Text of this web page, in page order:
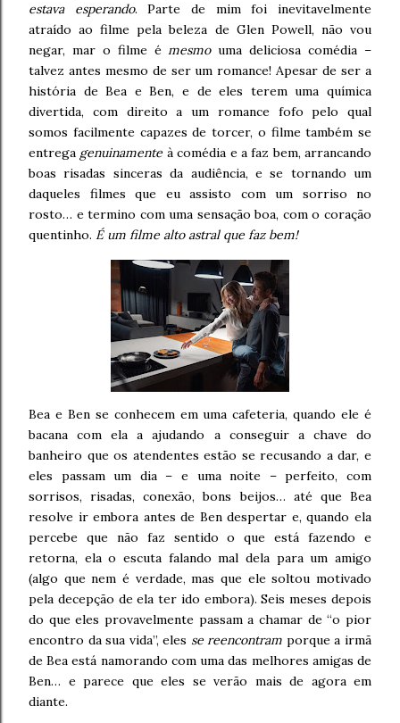
estava esperando. Parte de mim foi inevitavelmente
atraído ao filme pela beleza de Glen Powell, não vou
negar, mar o filme émesmouma deliciosa comédia –
talvez antes mesmo de ser um romance! Apesar de ser a
história de Bea e Ben, e de eles terem uma química
divertida, com direito a um romance fofo pelo qual
somos facilmente capazes de torcer, o filme também se
entrega genuinamente à comédia e a faz bem, arrancando
boas risadas sinceras da audiência, e se tornando um
daqueles filmes que eu assisto com um sorriso no
rosto… e termino com uma sensação boa, com o coração
quentinho. É um filme alto astral que faz bem!
Bea e Ben se conhecem em uma cafeteria, quando ele é
bacana com ela a ajudando a conseguir a chave do
banheiro que os atendentes estão se recusando a dar, e
eles passam um dia – e uma noite – perfeito, com
sorrisos, risadas, conexão, bons beijos… até que Bea
resolve ir embora antes de Ben despertar e, quando ela
percebe que não faz sentido o que está fazendo e
retorna, ela o escuta falando mal dela para um amigo
(algo que nem é verdade, mas que ele soltou motivado
pela decepção de ela ter ido embora). Seis meses depois
do que eles provavelmente passam a chamar de “o pior
encontro da sua vida”, eles se reencontram porque a irmã
de Bea está namorando com uma das melhores amigas de
Ben… e parece que eles se verão mais de agora em
diante.